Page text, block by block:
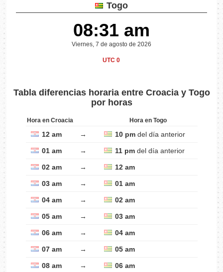
Togo
08:31 am
Viernes, 7 de agosto de 2026
UTC 0
Tabla diferencias horaria entre Croacia y Togo
por horas
Hora en Croacia Hora en Togo
12 am → 10 pmdel día anterior
01 am → 11 pmdel día anterior
02 am → 12 am
03 am → 01 am
04 am → 02 am
05 am → 03 am
06 am → 04 am
07 am → 05 am
08 am → 06 am